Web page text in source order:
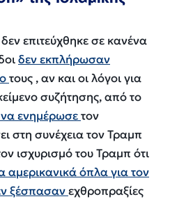
επιτεύχθηκε σε κανένα
δεν εκπλήρωσαν
τους , αν και οι λόγοι για
συζήτησης, από το
να ενημέρωσετον
στη συνέχεια τον Τραμπ
ισχυρισμό του Τραμπ ότι
αμερικανικά όπλα για τον
ξέσπασανεχθροπραξίες